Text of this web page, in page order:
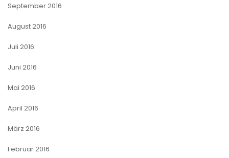
September 2016
August 2016
Juli 2016
Juni 2016
Mai 2016
April 2016
März 2016
Februar 2016